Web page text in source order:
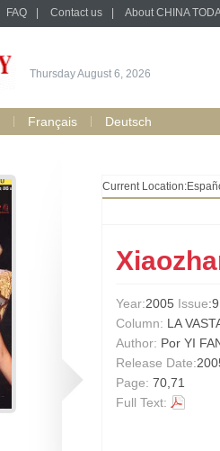
FAQ Contact us About CHINA
Thursday August 6, 2026
Français Deutsch
Current Location:
Year:2005 Issue:9
Column: LA
Author: Por YI
Release Date:
Page: 70,71
Full Text: